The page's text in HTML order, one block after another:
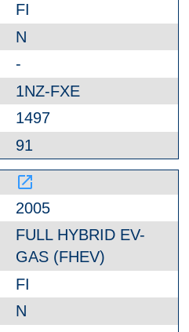
FI
N
-
1NZ-FXE
1497
91
launch
2005
FULL HYBRID EV-
GAS (FHEV)
FI
N